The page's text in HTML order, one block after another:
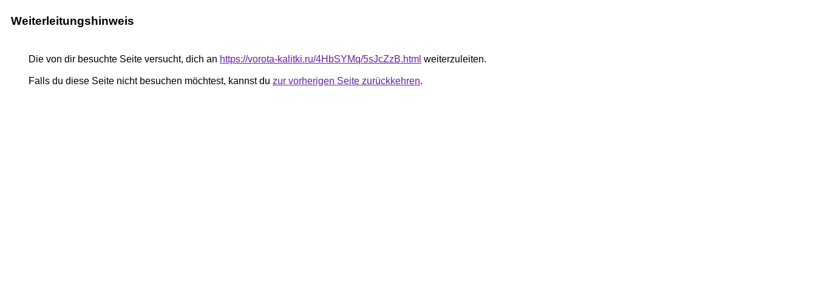
Weiterleitungshinweis
Die von dir besuchte Seite versucht, dich an https://vorota-kalitki.ru/4HbSYMq/5sJcZzB.html weiterzuleiten.
Falls du diese Seite nicht besuchen möchtest, kannst du zur vorherigen Seite zurückkehren.